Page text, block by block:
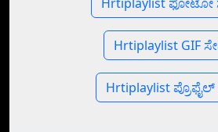
Hrtiplaylist GIF
Hrtiplaylist ಪ್ರೊಫೈಲ್